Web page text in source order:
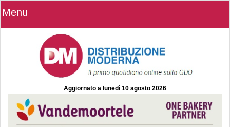
Menu
Aggiornato a lunedì 10 agosto 2026